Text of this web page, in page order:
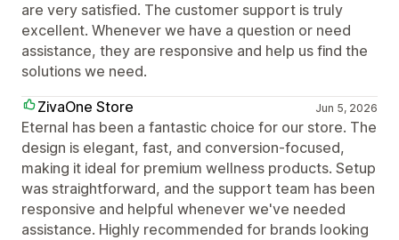
are very satisfied. The customer support is truly
excellent. Whenever we have a question or need
assistance, they are responsive and help us find the
solutions we need.
ZivaOne Store
Jun 5, 2026
Eternal has been a fantastic choice for our store. The
design is elegant, fast, and conversion-focused,
making it ideal for premium wellness products. Setup
was straightforward, and the support team has been
responsive and helpful whenever we've needed
assistance. Highly recommended for brands looking